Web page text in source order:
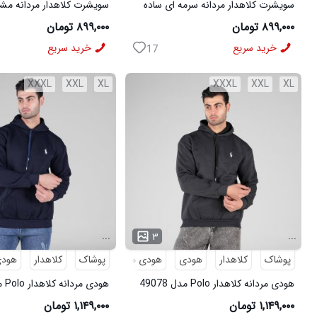
سویشرت کلاهدار مردانه سرمه ای ساده
مدل 49206
۸۹۹,۰۰۰ تومان
خرید سریع 17
سویشرت کلاهدار مردانه
مدل 49207
۸۹۹,۰۰۰ تومان
خرید سریع
XL
XXL
XXXL
۳
...
پوشاک
کلاهدار هودی
هودی مردانه
هودی مردانه کلاهدار Polo مدل 49078
۱,۱۴۹,۰۰۰ تومان
XL
XXL
XXXL
...
پوشاک
کلاهدار
هودی مردانه کلاهدار Polo مدل 49079
۱,۱۴۹,۰۰۰ تومان